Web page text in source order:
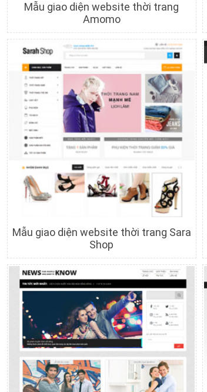
Chi tiết Xem trước
Mẫu giao diện website thời trang
Amomo
Chi tiết Xem trước
Mẫu giao diện website thời trang Sara
Shop